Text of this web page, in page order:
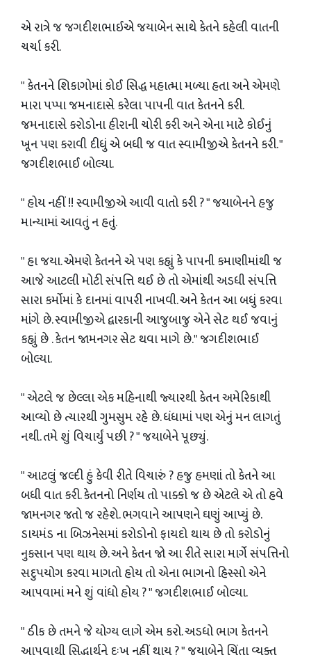
એ રાત્રે જ જગદીશભાઈએ જયાબેન સાથે કેતને કહેલી વાતની
ચર્ચા કરી.
" કેતનને શિકાગોમાં કોઈ સિદ્ધ મહાત્મા મળ્યા હતા અને એમણે
મારા પપ્પા જમનાદાસે કરેલા પાપની વાત કેતનને કરી.
જમનાદાસે કરોડોના હીરાની ચોરી કરી અને એના માટે કોઈનું
ખૂન પણ કરાવી દીધું એ બધી જ વાત સ્વામીજીએ કેતનને કરી. "
જગદીશભાઈ બોલ્યા.
" હોય નહીં !! સ્વામીજીએ આવી વાતો કરી ? " જયાબેનને હજુ
માન્યામાં આવતું ન હતું.
" હા જયા. એમણે કેતનને એ પણ કહ્યું કે પાપની કમાણીમાંથી જ
આજે આટલી મોટી સંપત્તિ થઈ છે તો એમાંથી અડધી સંપત્તિ
સારા કર્મોમાં કે દાનમાં વાપરી નાખવી. અને કેતન આ બધું કરવા
માંગે છે. સ્વામીજીએ દ્વારકાની આજુબાજુ એને સેટ થઈ જવાનું
કહ્યું છે . કેતન જામનગર સેટ થવા માગે છે." જગદીશભાઈ
બોલ્યા.
" એટલે જ છેલ્લા એક મહિનાથી જ્યારથી કેતન અમેરિકાથી
આવ્યો છે ત્યારથી ગુમસુમ રહે છે. ધંધામાં પણ એનું મન લાગતું
નથી. તમે શું વિચાર્યું પછી ? " જયાબેને પૂછ્યું.
" આટલું જલ્દી હું કેવી રીતે વિચારું ? હજુ હમણાં તો કેતને આ
બધી વાત કરી. કેતનનો નિર્ણય તો પાક્કો જ છે એટલે એ તો હવે
જામનગર જતો જ રહેશે. ભગવાને આપણને ઘણું આપ્યું છે.
ડાયમંડ ના બિઝનેસમાં કરોડોનો ફાયદો થાય છે તો કરોડોનું
નુકસાન પણ થાય છે. અને કેતન જો આ રીતે સારા માર્ગે સંપત્તિનો
સદુપયોગ કરવા માગતો હોય તો એના ભાગનો હિસ્સો એને
આપવામાં મને શું વાંધો હોય ? " જગદીશભાઈ બોલ્યા.
" ઠીક છે તમને જે યોગ્ય લાગે એમ કરો. અડધો ભાગ કેતનને